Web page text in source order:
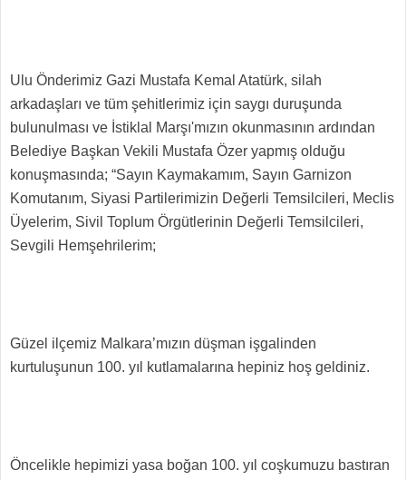
Ulu Önderimiz Gazi Mustafa Kemal Atatürk, silah
arkadaşları ve tüm şehitlerimiz için saygı duruşunda
bulunulması ve İstiklal Marşı'mızın okunmasının ardından
Belediye Başkan Vekili Mustafa Özer yapmış olduğu
konuşmasında; “Sayın Kaymakamım, Sayın Garnizon
Komutanım, Siyasi Partilerimizin Değerli Temsilcileri, Meclis
Üyelerim, Sivil Toplum Örgütlerinin Değerli Temsilcileri,
Sevgili Hemşehrilerim;
Güzel ilçemiz Malkara’mızın düşman işgalinden
kurtuluşunun 100. yıl kutlamalarına hepiniz hoş geldiniz.
Öncelikle hepimizi yasa boğan 100. yıl coşkumuzu bastıran